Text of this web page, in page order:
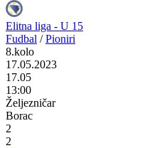
Elitna liga - U 15
Fudbal / Pioniri
8.kolo
17.05.2023
17.05
13:00
Željezničar
Borac
2
2